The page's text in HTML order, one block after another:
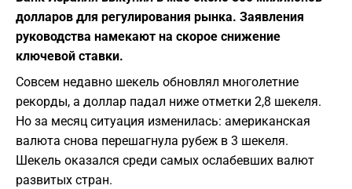
долларов для регулирования рынка. Заявления
руководства намекают на скорое снижение
ключевой ставки.
Совсем недавно шекель обновлял многолетние
рекорды, а доллар падал ниже отметки 2,8 шекеля.
Но за месяц ситуация изменилась: американская
валюта снова перешагнула рубеж в 3 шекеля.
Шекель оказался среди самых ослабевших валют
развитых стран.